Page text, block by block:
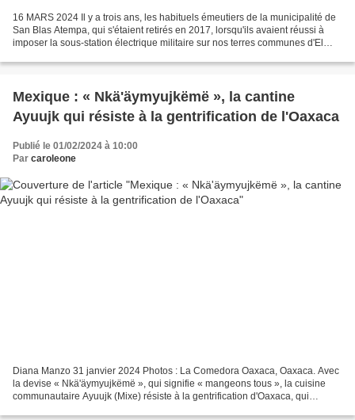
16 MARS 2024 Il y a trois ans, les habituels émeutiers de la municipalité de
San Blas Atempa, qui s'étaient retirés en 2017, lorsqu'ils avaient réussi à
imposer la sous-station électrique militaire sur nos terres communes d'El
Mexique : « Nkä'äymyujkëmë », la cantine
Ayuujk qui résiste à la gentrification de l'Oaxaca
Publié le 01/02/2024 à 10:00
Par caroleone
Diana Manzo 31 janvier 2024 Photos : La Comedora Oaxaca, Oaxaca. Avec
la devise « Nkä'äymyujkëmë », qui signifie « mangeons tous », la cuisine
communautaire Ayuujk (Mixe) résiste à la gentrification d'Oaxaca, qui